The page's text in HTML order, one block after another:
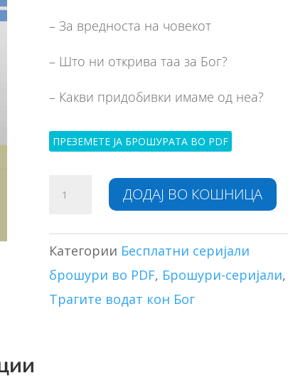
– За вредноста на човекот
– Што ни открива таа за Бог?
– Какви придобивки имаме од неа?
ПРЕЗЕМЕТЕ ЈА БРОШУРАТА ВО PDF
количина
ДОДАЈ ВО КОШНИЦА
A
e
a
Категории Бесплатни серијали
брошури во PDF, Брошури-серијали,
Трагите водат кон Бог